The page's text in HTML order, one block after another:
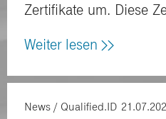
Zertifikate um. Diese
Weiter lesen
News Qualified.ID